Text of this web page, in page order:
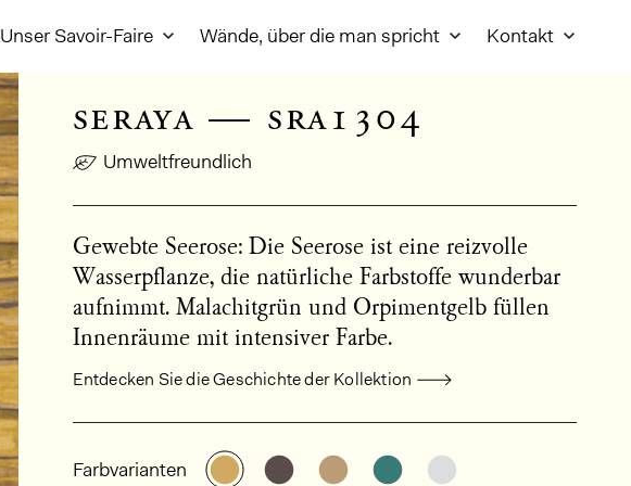
Unser Savoir-Faire Wände, über die man spricht Kontakt
seraya — sra1304
Umweltfreundlich
Gewebte Seerose: Die Seerose ist eine reizvolle
Wasserpflanze, die natürliche Farbstoffe wunderbar
aufnimmt. Malachitgrün und Orpimentgelb füllen
Innenräume mit intensiver Farbe.
Entdecken Sie die Geschichte der Kollektion
Allgemeine Produktinformationen
Farbvarianten Weitere Varianten entdecken: SRA1304
Weitere Varianten entdecken: SRA1302
Weitere Varianten entdecken:
Weitere Varianten